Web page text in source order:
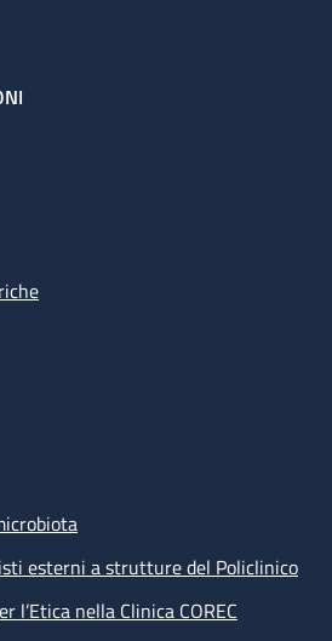
esterni a strutture del Policlinico
l’Etica nella Clinica COREC